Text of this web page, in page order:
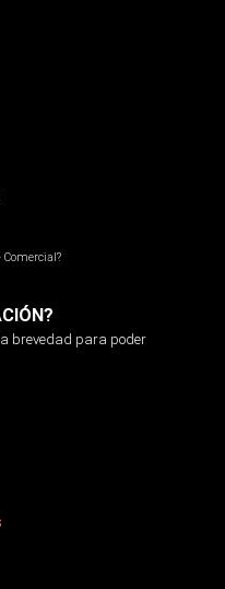
brevedad para poder